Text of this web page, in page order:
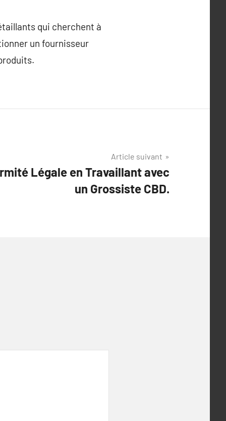
qui cherchent à
un fournisseur
Article suivant
Légale en Travaillant avec
un Grossiste CBD.